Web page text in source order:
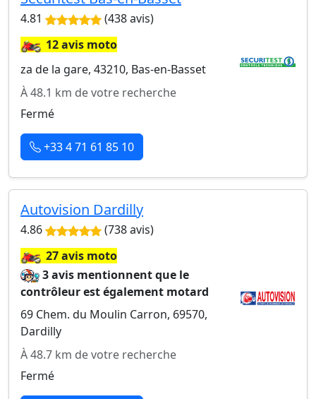
4.81 (438 avis)
🏍️12 avis moto
za de la gare, 43210, Bas-en-Basset
À 48.1 km de votre recherche
Fermé
+33 4 71 61 85 10
Autovision Dardilly
4.86 (738 avis)
🏍️27 avis moto
3 avis mentionnent que le
contrôleur est également motard
69 Chem. du Moulin Carron, 69570,
Dardilly
À 48.7 km de votre recherche
Fermé